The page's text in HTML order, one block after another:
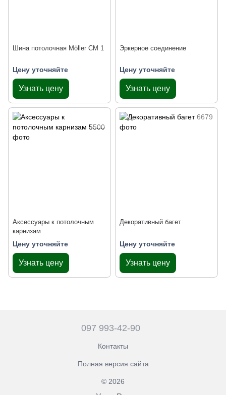
Шина потолочная Möller СМ 1
Цену уточняйте
Узнать цену
Эркерное соединение
Цену уточняйте
Узнать цену
Аксессуары к потолочным
карнизам
Цену уточняйте
Узнать цену
Декоративный багет
Цену уточняйте
Узнать цену
097 993-42-90
Контакты
Полная версия сайта
© 2026